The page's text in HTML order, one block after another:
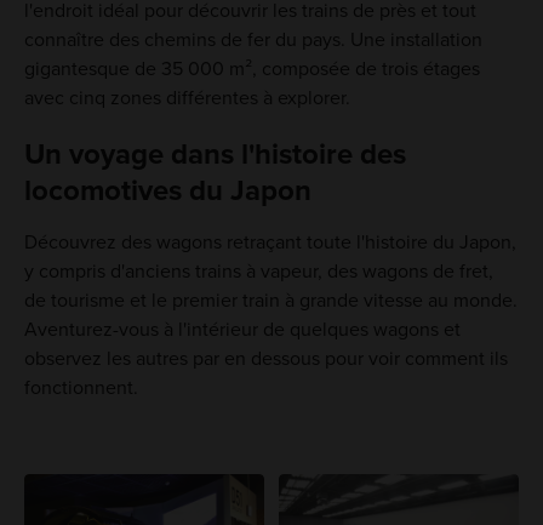
l'endroit idéal pour découvrir les trains de près et tout
connaître des chemins de fer du pays. Une installation
gigantesque de 35 000 m², composée de trois étages
avec cinq zones différentes à explorer.
Un voyage dans l'histoire des
locomotives du Japon
Découvrez des wagons retraçant toute l'histoire du Japon,
y compris d'anciens trains à vapeur, des wagons de fret,
de tourisme et le premier train à grande vitesse au monde.
Aventurez-vous à l'intérieur de quelques wagons et
observez les autres par en dessous pour voir comment ils
fonctionnent.